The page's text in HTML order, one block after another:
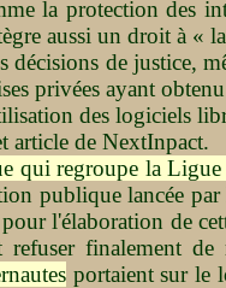
la protection des
aussi un droit à «
décisions de justice,
privées ayant
des logiciels
article de NextInpact.
qui regroupe la
publique lancée
l'élaboration de
finalement
portaient sur le